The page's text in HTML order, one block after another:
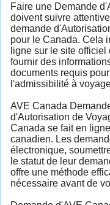
Faire une Demande
doivent suivre
demande
pour le Canada. Cela
ligne sur le site
fournir des
documents requis
l'admissibilité à
AVE Canada
d'Autorisation de
Canada se fait en
canadien. Les
électronique,
le statut de leur
offre une méthode
nécessaire avant de